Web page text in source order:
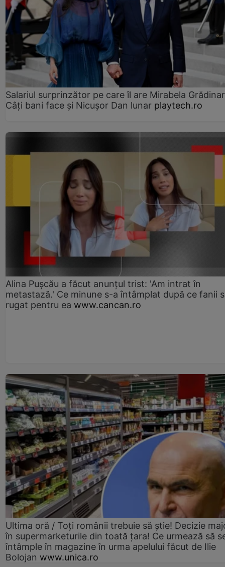
Salariul surprinzător pe care îl are Mirabela
Câţi bani face şi Nicuşor Dan lunar playtech.ro
Alina Pușcău a făcut anunțul trist: 'Am intrat în
metastază.' Ce minune s-a întâmplat după ce fanii
rugat pentru ea www.cancan.ro
Ultima oră / Toți românii trebuie să știe! Decizie
în supermarketurile din toată țara! Ce urmează să
întâmple în magazine în urma apelului făcut de Ilie
Bolojan www.unica.ro